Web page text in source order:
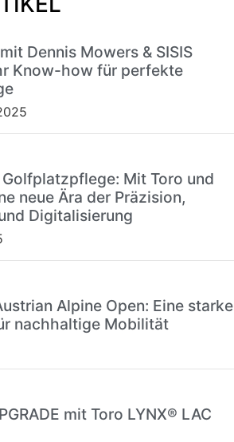
Dennis Mowers & SISIS
Know-how für perfekte
Mit Toro und
neue Ära der Präzision,
Digitalisierung
Alpine Open: Eine starke
nachhaltige Mobilität
mit Toro LYNX® LAC